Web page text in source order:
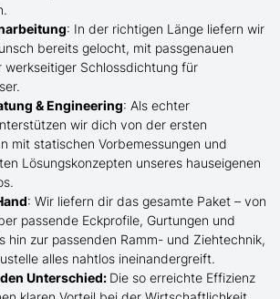
: In der richtigen Länge liefern wir
bereits gelocht, mit passgenauen
werkseitiger Schlossdichtung für
& Engineering: Als echter
wir dich von der ersten
mit statischen Vorbemessungen und
Lösungskonzepten unseres hauseigenen
: Wir liefern dir das gesamte Paket – von
passende Eckprofile, Gurtungen und
hin zur passenden Ramm- und Ziehtechnik,
alles nahtlos ineinandergreift.
Unterschied: Die so erreichte Effizienz